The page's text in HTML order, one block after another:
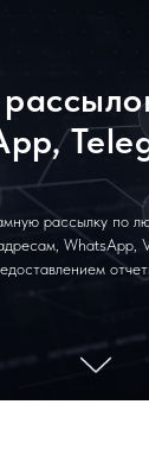
рассылку по
WhatsApp,